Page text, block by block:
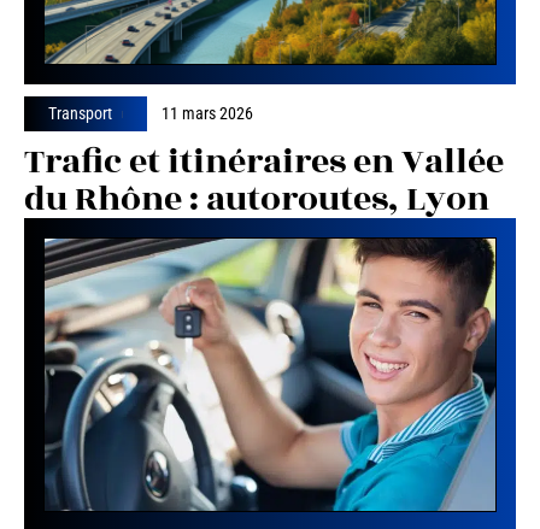
Transport 11 mars 2026
Trafic et itinéraires en Vallée
du Rhône : autoroutes, Lyon